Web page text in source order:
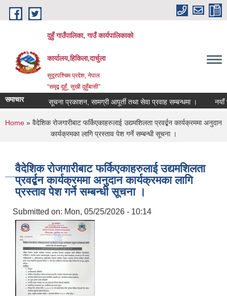
Skip to main content
दुहुँ गाउँपालिका, गाउँ कार्यपालिकाको
कार्यालय,हिकिला,दार्चुला
सुदूरपश्चिम प्रदेश, नेपाल
“समृद्ब दुहुँ¸ सुखी दुहुँबासी”
समाचार सूचना प्रकाशन, सामग्री आपूर्ती तथा सेवा प्रवाह सम्बन्धमा । नयाँ
You are here
Home » वैदेशिक रोजगारीबाट फर्किएकाहरुलाई उद्यमशिलता प्रवर्द्बन कार्यक्रममा अनुदान
कार्यक्रमका लागि प्रस्ताव पेश गर्ने सम्बन्धी सूचना ।
वैदेशिक रोजगारीबाट फर्किएकाहरुलाई उद्यमशिलता
प्रवर्द्बन कार्यक्रममा अनुदान कार्यक्रमका लागि
प्रस्ताव पेश गर्ने सम्बन्धी सूचना ।
Submitted on: Mon, 05/25/2026 - 10:14